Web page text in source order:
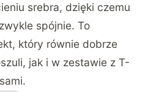
srebra, dzięki czemu
spójnie. To
który równie dobrze
jak i w zestawie z T-